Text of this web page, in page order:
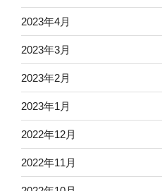
2023年4月
2023年3月
2023年2月
2023年1月
2022年12月
2022年11月